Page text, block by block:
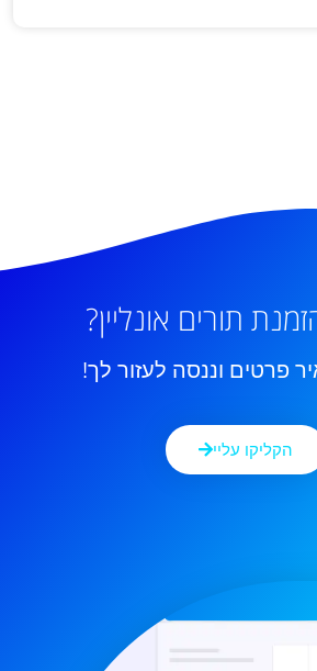
תורים אונליין?
פרטים וננסה לעזור לך!
הקליקו עליי